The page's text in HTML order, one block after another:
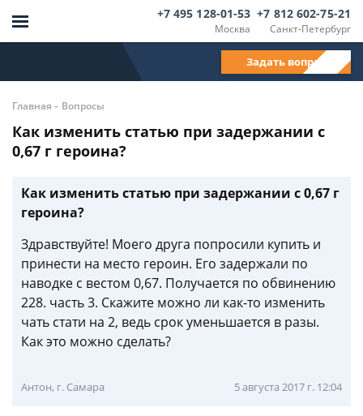
Москва
+7 495 128-01-53
Санкт-Петербург
+7 812 602-75-21
Задать вопрос
Главная - Вопросы
Как изменить статью при задержании с
0,67 г героина?
Как изменить статью при задержании с 0,67 г
героина?
Здравствуйте! Моего друга попросили купить и
принести на место героин. Его задержали по
наводке с вестом 0,67. Получается по обвинению
228. часть 3. Скажите можно ли как-то изменить
чать стати на 2, ведь срок уменьшается в разы.
Как это можно сделать?
Антон, г. Самара 5 августа 2017 г. 12:04